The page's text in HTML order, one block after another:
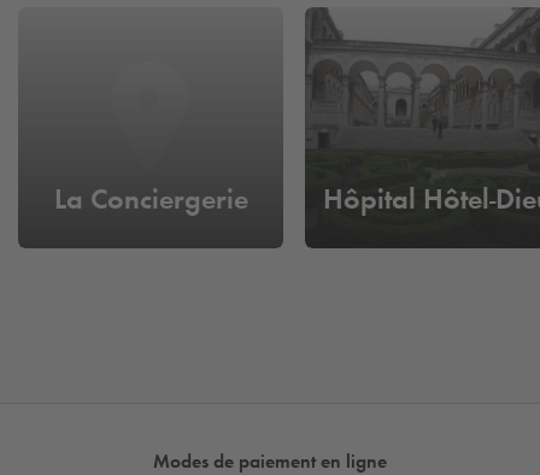
La Conciergerie Hôpital Hôtel-
Modes de paiement en ligne